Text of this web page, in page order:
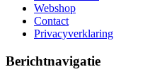
Webshop
Contact
Privacyverklaring
Berichtnavigatie